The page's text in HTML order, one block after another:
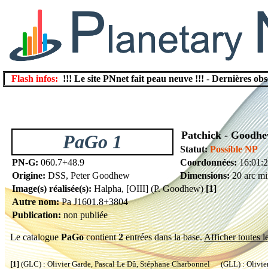
Flash infos: !!! Le site PNnet fait peau neuve !!! - Dernières
PaGo 1 Patchick -
Statut: Possible NP
PN-G: 060.7+48.9 Coordonnées:
Origine: DSS, Peter Goodhew Dimensions:20 arc
Image(s) réalisée(s): Halpha, [OIII] (P. Goodhew)[1]
Autre nom:Pa J1601.8+3804
Publication:non publiée
Le cataloguePaGocontient2entrées dans la base.Afficher toutes
[1](GLC) : Olivier Garde, Pascal Le Dû, Stéphane Charbonnel (GLL) :